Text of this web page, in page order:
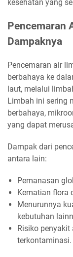
kesehatan yang
Pencemaran
Dampaknya
Pencemaran air
berbahaya ke
laut, melalui
Limbah ini sering
berbahaya,
yang dapat
Dampak dari
antara lain:
Pemanasan
Kematian flora
Menurunnya
kebutuhan
Risiko
terkontaminasi.